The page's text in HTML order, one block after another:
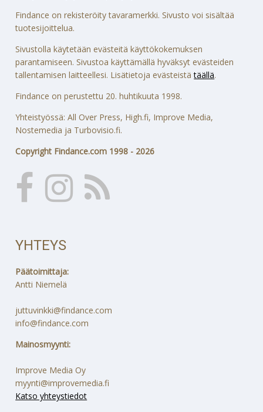
Findance on rekisteröity tavaramerkki. Sivusto voi sisältää
tuotesijoittelua.
Sivustolla käytetään evästeitä käyttökokemuksen
parantamiseen. Sivustoa käyttämällä hyväksyt evästeiden
tallentamisen laitteellesi. Lisätietoja evästeistätäällä.
Findance on perustettu 20. huhtikuuta 1998.
Yhteistyössä: All Over Press, High.fi, Improve Media,
Nostemedia ja Turbovisio.fi.
Copyright Findance.com 1998 - 2026
YHTEYS
Päätoimittaja:
Antti Niemelä
juttuvinkki@findance.com
info@findance.com
Mainosmyynti:
Improve Media Oy
myynti@improvemedia.fi
Katso yhteystiedot